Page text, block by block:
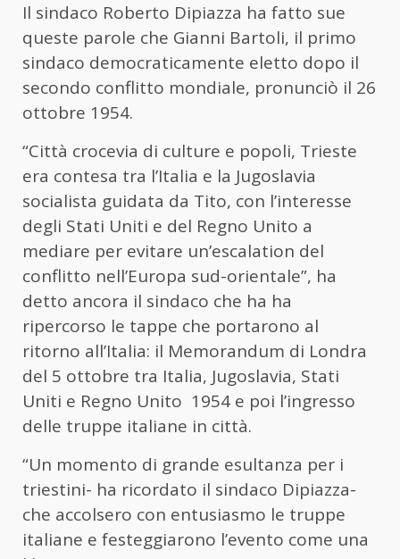
Il sindaco Roberto Dipiazza ha fatto sue
queste parole che Gianni Bartoli, il primo
sindaco democraticamente eletto dopo il
secondo conflitto mondiale, pronunciò il 26
ottobre 1954.
“Città crocevia di culture e popoli, Trieste
era contesa tra l’Italia e la Jugoslavia
socialista guidata da Tito, con l’interesse
degli Stati Uniti e del Regno Unito a
mediare per evitare un’escalation del
conflitto nell’Europa sud-orientale”, ha
detto ancora il sindaco che ha ha
ripercorso le tappe che portarono al
ritorno all’Italia: il Memorandum di Londra
del 5 ottobre tra Italia, Jugoslavia, Stati
Uniti e Regno Unito 1954 e poi l’ingresso
delle truppe italiane in città.
“Un momento di grande esultanza per i
triestini- ha ricordato il sindaco Dipiazza-
che accolsero con entusiasmo le truppe
italiane e festeggiarono l’evento come una